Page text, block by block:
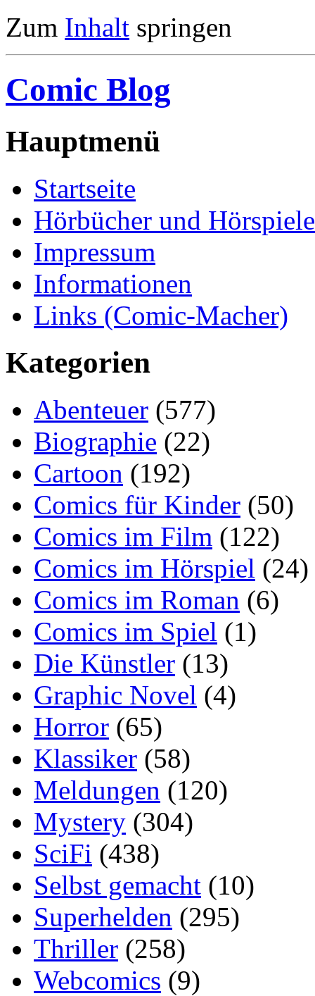
Zum Inhalt springen
Comic Blog
Hauptmenü
Startseite
Hörbücher und Hörspiele
Impressum
Informationen
Links (Comic-Macher)
Kategorien
Abenteuer (577)
Biographie (22)
Cartoon (192)
Comics für Kinder (50)
Comics im Film (122)
Comics im Hörspiel (24)
Comics im Roman (6)
Comics im Spiel (1)
Die Künstler (13)
Graphic Novel (4)
Horror (65)
Klassiker (58)
Meldungen (120)
Mystery (304)
SciFi (438)
Selbst gemacht (10)
Superhelden (295)
Thriller (258)
Webcomics (9)